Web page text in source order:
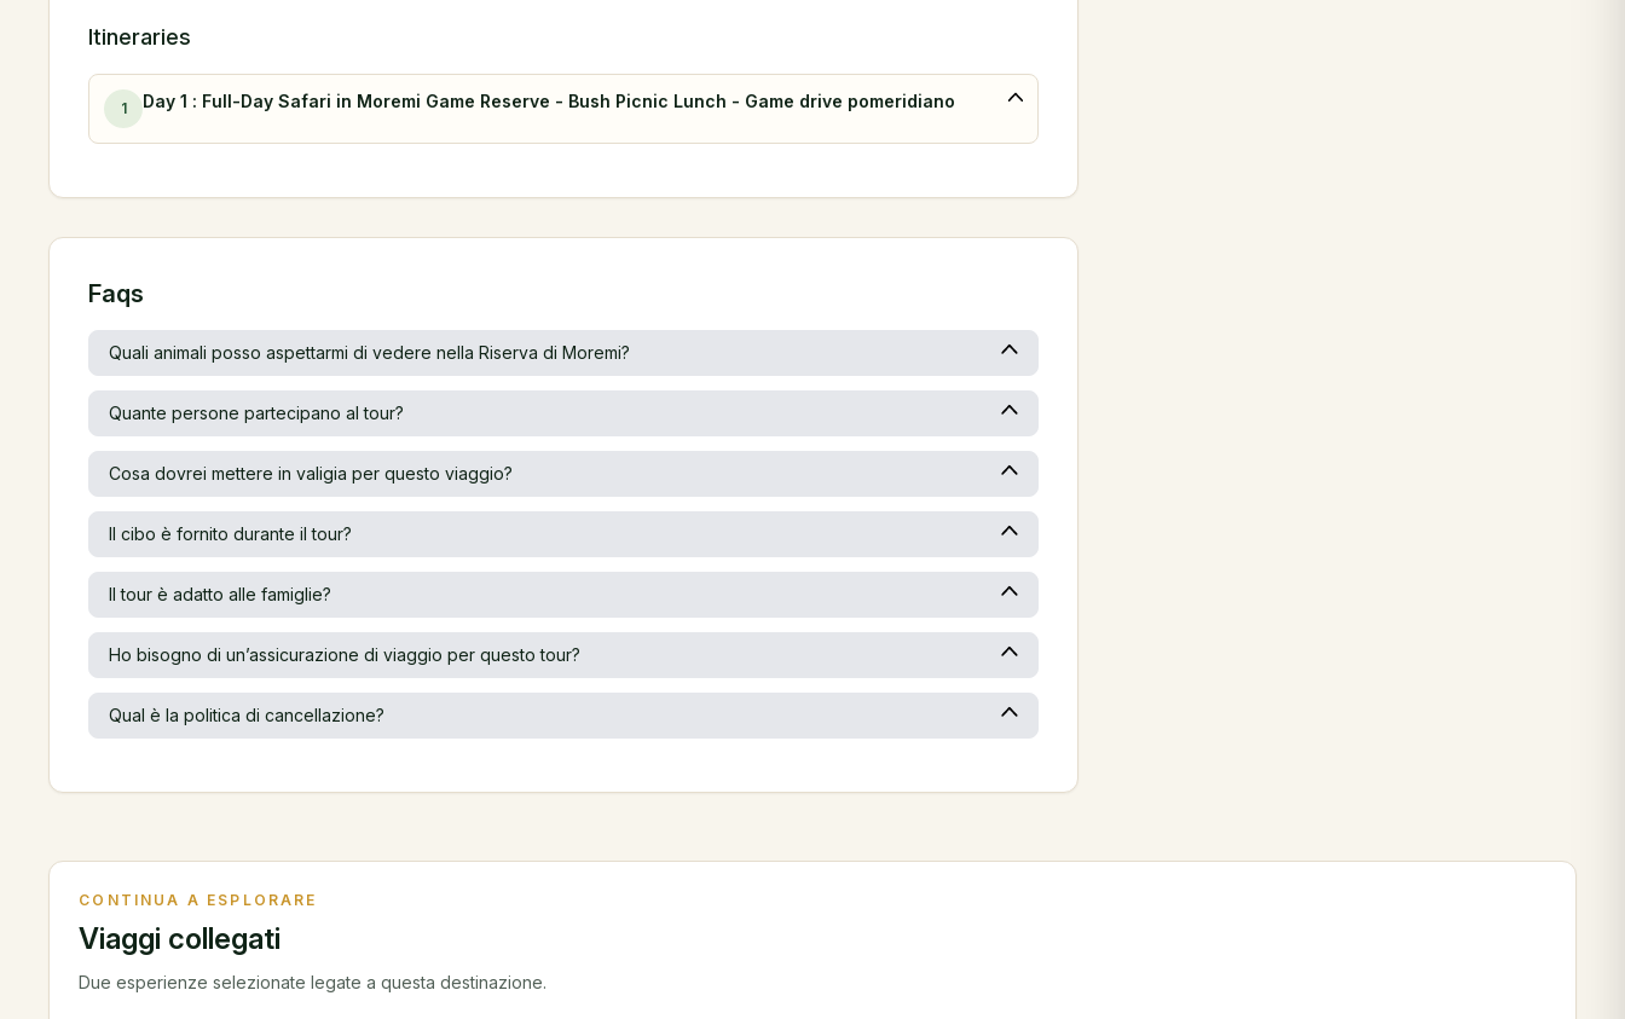
Itineraries
1 Day 1 : Full-Day Safari in Moremi Game Reserve - Bush Picnic Lunch - Game drive pomeridiano
Faqs
Quali animali posso aspettarmi di vedere nella Riserva di Moremi?
Quante persone partecipano al tour?
Cosa dovrei mettere in valigia per questo viaggio?
Il cibo è fornito durante il tour?
Il tour è adatto alle famiglie?
Ho bisogno di un’assicurazione di viaggio per questo tour?
Qual è la politica di cancellazione?
CONTINUA A ESPLORARE
Viaggi collegati
Due esperienze selezionate legate a questa destinazione.